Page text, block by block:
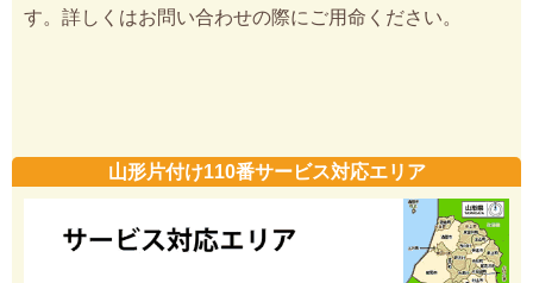
す。詳しくはお問い合わせの際にご用命ください。
山形片付け110番サービス対応エリア